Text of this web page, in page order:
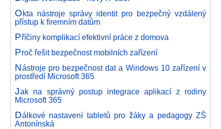
Okta nástroje správy identit pro bezpečný vzdálený
přístup k firemním datům
Příčiny komplikací efektivní práce z domova
Proč řešit bezpečnost mobilních zařízení
Nástroje pro bezpečnost dat a Windows 10 zařízení v
prostředí Microsoft 365
Jak na správný postup integrace aplikací z rodiny
Microsoft 365
Dálkové nastavení tabletů pro žáky a pedagogy ZŠ
Antonínská